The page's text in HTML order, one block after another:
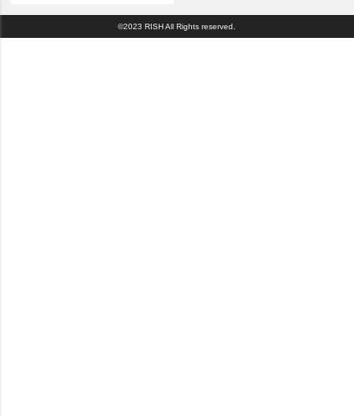
©2023 RISH All Rights reserved.